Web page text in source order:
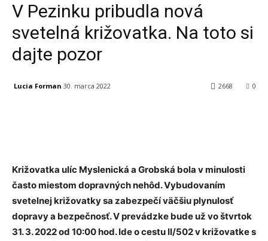
V Pezinku pribudla nová
svetelná križovatka. Na toto si
dajte pozor
Lucia Forman 30. marca 2022 0
2668
Križovatka ulíc Myslenická a Grobská bola v minulosti
často miestom dopravných nehôd. Vybudovaním
svetelnej križovatky sa zabezpečí väčšiu plynulosť
dopravy a bezpečnosť. V prevádzke bude už vo štvrtok
31. 3. 2022 od 10:00 hod. Ide o cestu II/502 v križovatke s